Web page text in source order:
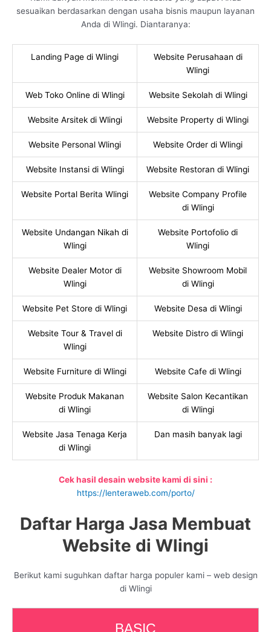
sesuaikan berdasarkan dengan usaha bisnis maupun layanan
Anda di Wlingi. Diantaranya:
Landing Page di Wlingi
Website Perusahaan di
Wlingi
Web Toko Online di Wlingi Website Sekolah di Wlingi
Website Arsitek di Wlingi Website Property di Wlingi
Website Personal Wlingi Website Order di Wlingi
Website Instansi di Wlingi Website Restoran di Wlingi
Website Portal Berita Wlingi
Website Company Profile
di Wlingi
Website Undangan Nikah di
Wlingi
Website Portofolio di
Wlingi
Website Dealer Motor di
Wlingi
Website Showroom Mobil
di Wlingi
Website Pet Store di Wlingi Website Desa di Wlingi
Website Tour & Travel di
Wlingi
Website Distro di Wlingi
Website Furniture di Wlingi Website Cafe di Wlingi
Website Produk Makanan
di Wlingi
Website Salon Kecantikan
di Wlingi
Website Jasa Tenaga Kerja
di Wlingi
Dan masih banyak lagi
Cek hasil desain website kami di sini :
https://lenteraweb.com/porto/
Daftar Harga Jasa Membuat
Website di Wlingi
Berikut kami suguhkan daftar harga populer kami – web design
di Wlingi
BASIC